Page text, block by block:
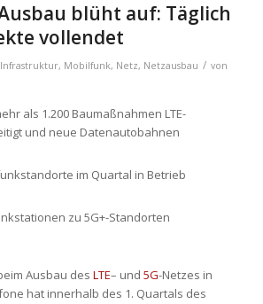
blüht auf: Täglich
vollendet
Infrastruktur, Mobilfunk, Netz, Netzausbau / von
als 1.200 Baumaßnahmen LTE-
und neue Datenautobahnen
im Quartal in Betrieb
zu 5G+-Standorten
Ausbau des LTE– und 5G-Netzes in
hat innerhalb des 1. Quartals des